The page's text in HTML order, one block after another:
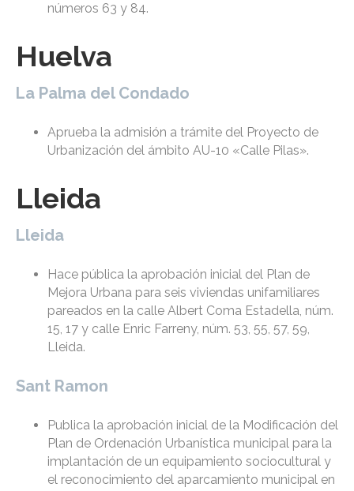
números 63 y 84.
Huelva
La Palma del Condado
Aprueba la admisión a trámite del Proyecto de
Urbanización del ámbito AU-10 «Calle Pilas».
Lleida
Lleida
Hace pública la aprobación inicial del Plan de
Mejora Urbana para seis viviendas unifamiliares
pareados en la calle Albert Coma Estadella, núm.
15, 17 y calle Enric Farreny, núm. 53, 55, 57, 59,
Lleida.
Sant Ramon
Publica la aprobación inicial de la Modificación del
Plan de Ordenación Urbanística municipal para la
implantación de un equipamiento sociocultural y
el reconocimiento del aparcamiento municipal en